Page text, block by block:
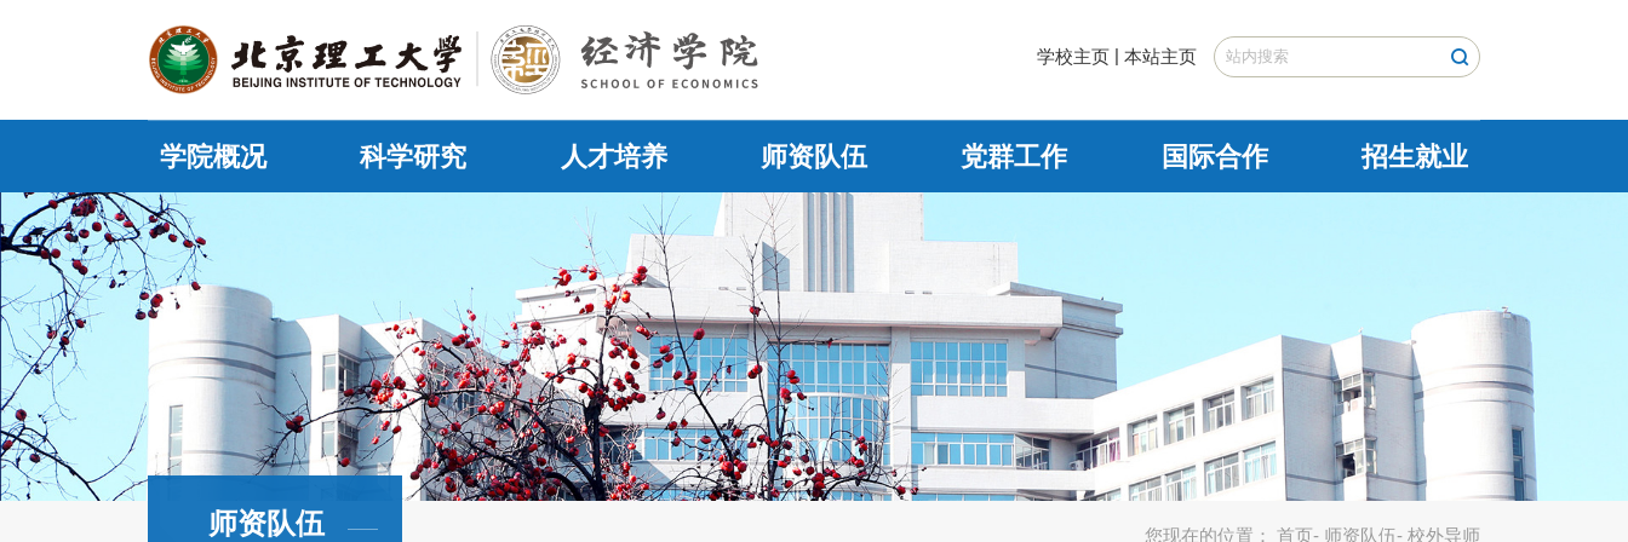
学校主页 | 本站主页
学院概况 科学研究 人才培养 师资队伍 党群工作 国际合作 招生就业
您现在的位置： 首页- 师资队伍- 校外导师
师资队伍